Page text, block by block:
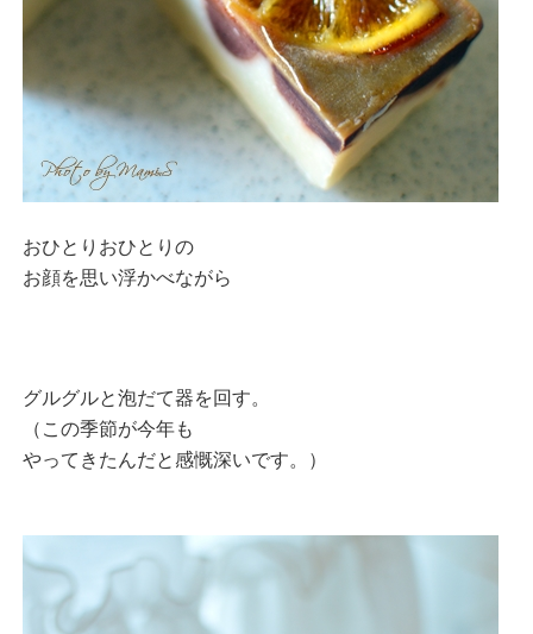
おひとりおひとりの
お顔を思い浮かべながら
グルグルと泡だて器を回す。
（この季節が今年も
やってきたんだと感慨深いです。）